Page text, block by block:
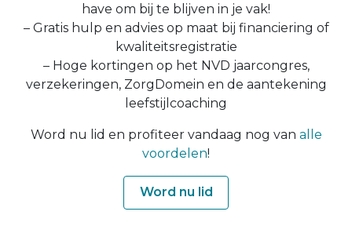
have om bij te blijven in je vak!
– Gratis hulp en advies op maat bij financiering of
kwaliteitsregistratie
– Hoge kortingen op het NVD jaarcongres,
verzekeringen, ZorgDomein en de aantekening
leefstijlcoaching
Word nu lid en profiteer vandaag nog van alle
voordelen!
Word nu lid